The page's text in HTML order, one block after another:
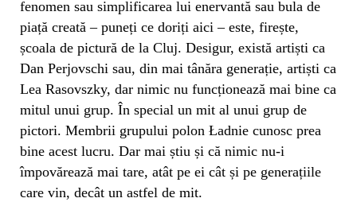
fenomen sau simplificarea lui enervantă sau bula de
piață creată – puneți ce doriți aici – este, firește,
școala de pictură de la Cluj. Desigur, există artiști ca
Dan Perjovschi sau, din mai tânăra generație, artiști ca
Lea Rasovszky, dar nimic nu funcționează mai bine ca
mitul unui grup. În special un mit al unui grup de
pictori. Membrii grupului polon Ładnie cunosc prea
bine acest lucru. Dar mai știu și că nimic nu-i
împovărează mai tare, atât pe ei cât și pe generațiile
care vin, decât un astfel de mit.